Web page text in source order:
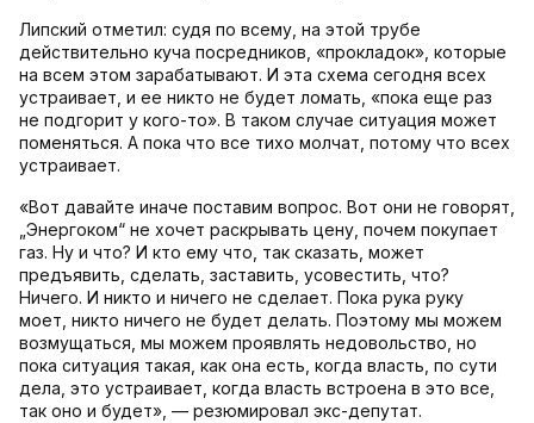
Липский отметил: судя по всему, на этой трубе
действительно куча посредников, «прокладок», которые
на всем этом зарабатывают. И эта схема сегодня всех
устраивает, и ее никто не будет ломать, «пока еще раз
не подгорит у кого-то». В таком случае ситуация может
поменяться. А пока что все тихо молчат, потому что всех
устраивает.
«Вот давайте иначе поставим вопрос. Вот они не говорят,
„Энергоком“ не хочет раскрывать цену, почем покупает
газ. Ну и что? И кто ему что, так сказать, может
предъявить, сделать, заставить, усовестить, что?
Ничего. И никто и ничего не сделает. Пока рука руку
моет, никто ничего не будет делать. Поэтому мы можем
возмущаться, мы можем проявлять недовольство, но
пока ситуация такая, как она есть, когда власть, по сути
дела, это устраивает, когда власть встроена в это все,
так оно и будет», — резюмировал экс-депутат.